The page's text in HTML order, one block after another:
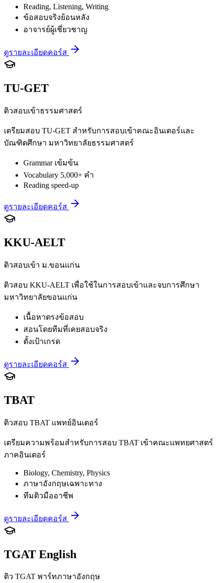
Reading, Listening, Writing
ข้อสอบจริงย้อนหลัง
อาจารย์ผู้เชี่ยวชาญ
ดูรายละเอียดคอร์ส
TU-GET
ติวสอบเข้าธรรมศาสตร์
เตรียมสอบ TU-GET สำหรับการสอบเข้าคณะอินเตอร์และ
บัณฑิตศึกษา มหาวิทยาลัยธรรมศาสตร์
Grammar เข้มข้น
Vocabulary 5,000+ คำ
Reading speed-up
ดูรายละเอียดคอร์ส
KKU-AELT
ติวสอบเข้า ม.ขอนแก่น
ติวสอบ KKU-AELT เพื่อใช้ในการสอบเข้าและจบการศึกษา
มหาวิทยาลัยขอนแก่น
เนื้อหาตรงข้อสอบ
สอนโดยทีมที่เคยสอบจริง
ตั้งเป้าเกรด
ดูรายละเอียดคอร์ส
TBAT
ติวสอบ TBAT แพทย์อินเตอร์
เตรียมความพร้อมสำหรับการสอบ TBAT เข้าคณะแพทยศาสตร์
ภาคอินเตอร์
Biology, Chemistry, Physics
ภาษาอังกฤษเฉพาะทาง
ทีมติวมืออาชีพ
ดูรายละเอียดคอร์ส
TGAT English
ติว TGAT พาร์ทภาษาอังกฤษ